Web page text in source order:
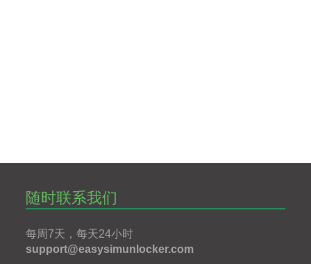
随时联系我们
每周7天，每天24小时
support@easysimunlocker.com